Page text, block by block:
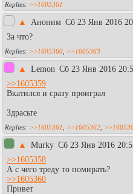
>>1605361
▲ Аноним Сб 23 Янв 2016
За что?
>>1605360 >>1605363
▲ Lemon Сб 23 Янв 2016
>>1605359
Вкатился и сразу проиграл
Здрасьте
>>1605361 >>1605362
▲ Murky Сб 23 Янв 2016
>>1605358
А с чего треду то помирать?
>>1605360
Привет